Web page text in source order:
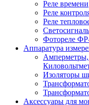
Реле времени
Реле
Реле
Фотореле
Аппаратура
Изоляторы
Аксессуары для